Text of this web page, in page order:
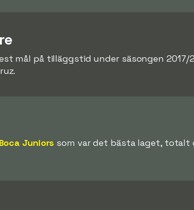
mål på tilläggstid under säsongen 2017/
Juniors som var det bästa laget, totalt